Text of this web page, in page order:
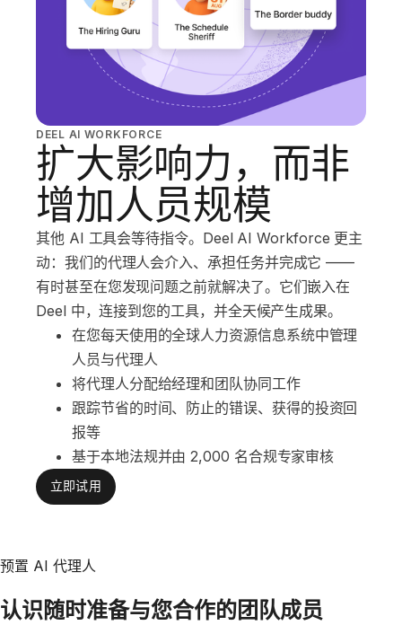
DEEL AI WORKFORCE
扩大影响力，而非
增加人员规模
其他 AI 工具会等待指令。Deel AI Workforce 更主
动：我们的代理人会介入、承担任务并完成它 ——
有时甚至在您发现问题之前就解决了。它们嵌入在
Deel 中，连接到您的工具，并全天候产生成果。
在您每天使用的全球人力资源信息系统中管理
人员与代理人
将代理人分配给经理和团队协同工作
跟踪节省的时间、防止的错误、获得的投资回
报等
基于本地法规并由 2,000 名合规专家审核
立即试用
预置 AI 代理人
认识随时准备与您合作的团队成员